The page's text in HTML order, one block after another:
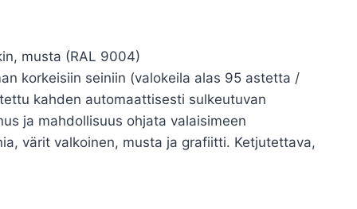
musta (RAL 9004)
korkeisiin seiniin (valokeila alas 95 astetta /
kahden automaattisesti sulkeutuvan
ja mahdollisuus ohjata valaisimeen
värit valkoinen, musta ja grafiitti. Ketjutettava,